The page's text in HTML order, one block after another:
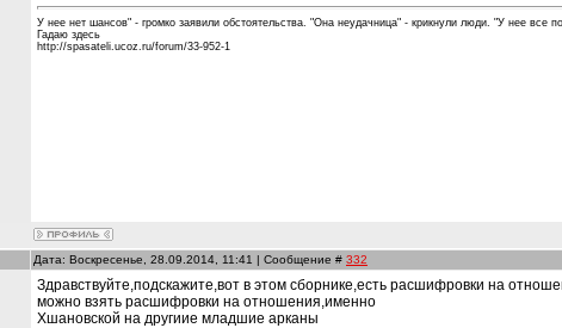
У нее нет шансов" - громко заявили обстоятельства. "Она неудачница" - крикнули люди. "У нее все
Гадаю здесь
http://spasateli.ucoz.ru/forum/33-952-1
Дата: Воскресенье, 28.09.2014, 11:41 | Сообщение # 332
Здравствуйте,подскажите,вот в этом сборнике,есть расшифровки на
можно взять расшифровки на отношения,именно
Хшановской на другиие младшие арканы